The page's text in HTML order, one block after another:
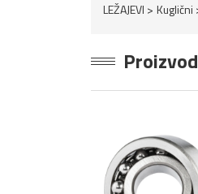
LEŽAJEVI Kuglični
Proizvod